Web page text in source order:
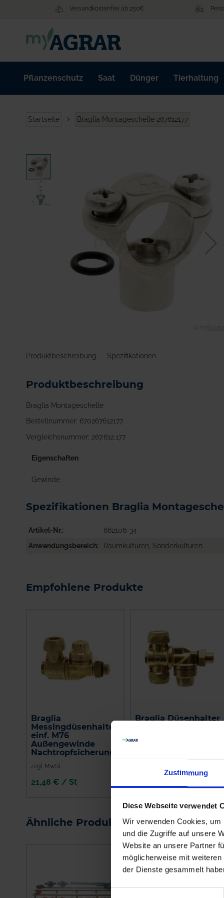
Zustimmung
Diese Webseite verwendet
Wir verwenden Cookies,
und die Zugriffe auf unsere
Website an unsere Partner
möglicherweise mit
der Dienste gesammelt
Einwilligungsauswahl
Versandkostenfrei ab 250€
Pflanzenschutz Saat Dünger Tierhaltung
Startseite Braglia Montageschelle 267612177
Zum
Ende
der
Bildgalerie
springen
der
springen
Produktbeschreibung Spezifikationen
Produktbeschreibung
Braglia Montageschelle
Bestellnummer: 670267612177
Vergleichsnummer: 267.612.177
Eigenschaften
Gewinde
Spezifikationen Braglia
Artikel-Nr.
862106-34
Anwendungsbereich
Raumkulturen, Sonderkulturen
Empfohlene Produkte
Braglia
Messingdüsenhalter
einf. M76
Außengewinde
Nachtropfsicherung
zzgl. MwSt.
21,48 € / St
Braglia Düsenhalter
Nachtropfsicherung
WARENKORB
Ähnliche Produkte